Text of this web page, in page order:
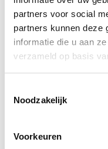
partners voor social
partners kunnen deze
informatie die u aan
verzameld op basis
Noodzakelijk
Voorkeuren
Wie funktioniert die
Bestellung?
Wie wird mein
Wie schnell wird